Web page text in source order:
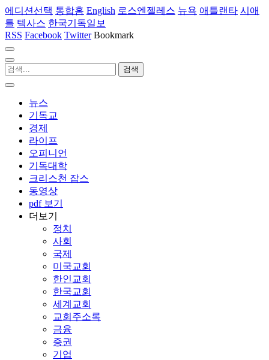
에디션선택 통합홈 English 로스엔젤레스 뉴욕 애틀랜타 시애
틀 텍사스 한국기독일보
RSS Facebook Twitter Bookmark
뉴스
기독교
경제
라이프
오피니언
기독대학
크리스천 잡스
동영상
pdf 보기
더보기
정치
사회
국제
미국교회
한인교회
한국교회
세계교회
교회주소록
금융
증권
기업